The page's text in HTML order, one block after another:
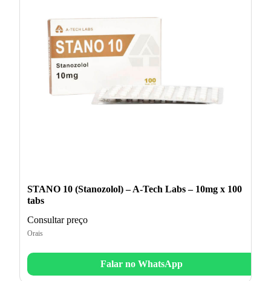
STANO 10 (Stanozolol) – A-Tech Labs – 10mg x 100
tabs
Consultar preço
Orais
Falar no WhatsApp